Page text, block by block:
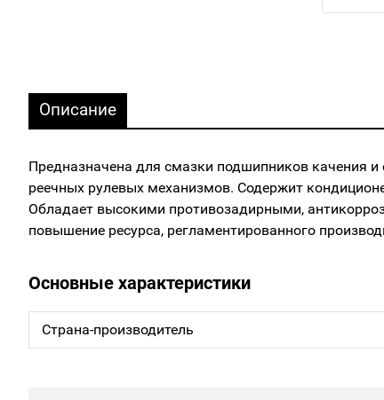
Описание
Предназначена для смазки подшипников качения
реечных рулевых механизмов. Содержит
Обладает высокими противозадирными,
повышение ресурса, регламентированного
Основные характеристики
Страна-производитель